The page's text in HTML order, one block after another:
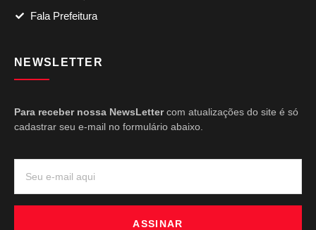
Fala Prefeitura
NEWSLETTER
Para receber nossa NewsLettercom atualizações do site é só
cadastrar seu e-mail no formulário abaixo.
ASSINAR